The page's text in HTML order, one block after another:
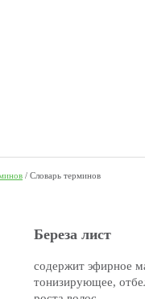
/ Словарь терминов
Береза лист
содержит эфирное
тонизирующее,